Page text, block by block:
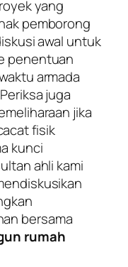
yang
pemborong
awal untuk
penentuan
armada
juga
jika
fisik
kunci
ahli kami
bersama
rumah